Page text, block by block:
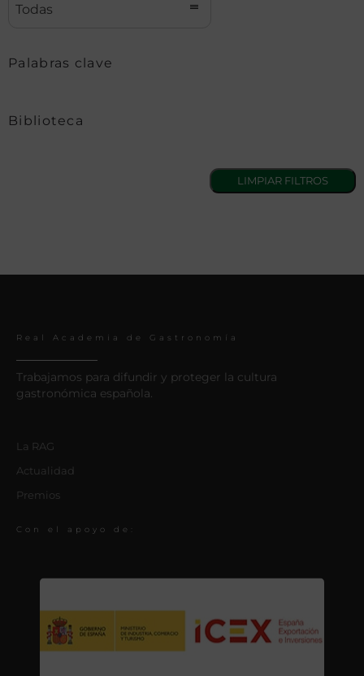
Todas
Palabras clave
Biblioteca
Real Academia de Gastronomía
Trabajamos para difundir y proteger la cultura
gastronómica española.
La RAG
Actualidad
Premios
Con el apoyo de: